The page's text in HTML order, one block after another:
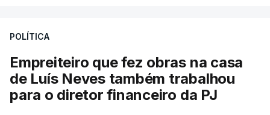
POLÍTICA
Empreiteiro que fez obras na casa
de Luís Neves também trabalhou
para o diretor financeiro da PJ